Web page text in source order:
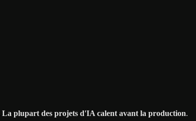
La plupart des projets d'IA calent avant la production.